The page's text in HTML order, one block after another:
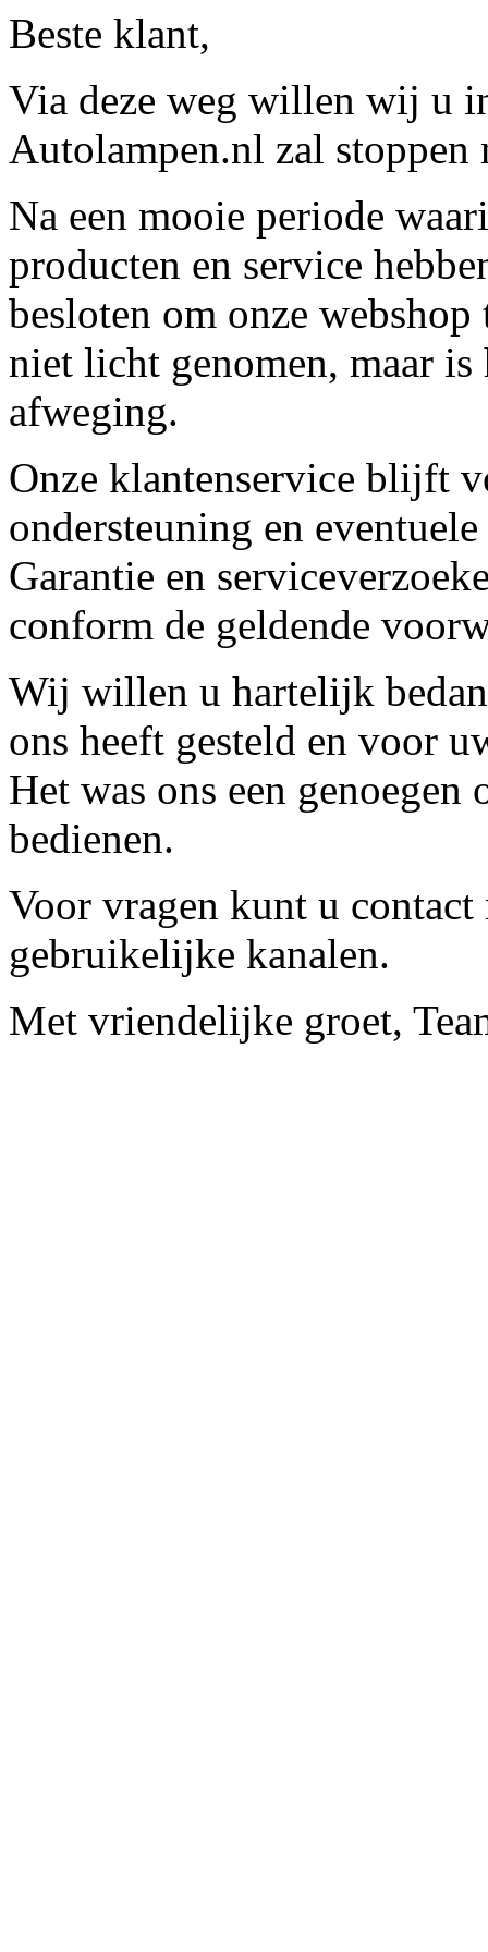
Beste klant,
Via deze weg willen wij u
Autolampen.nl zal stoppen
Na een mooie periode
producten en service
besloten om onze
niet licht genomen, maar
afweging.
Onze klantenservice blijft
ondersteuning en
Garantie en
conform de geldende
Wij willen u hartelijk
ons heeft gesteld en voor
Het was ons een
bedienen.
Voor vragen kunt u contact
gebruikelijke kanalen.
Met vriendelijke groet,